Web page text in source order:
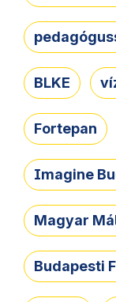
BLKE
Fortepan
Imagine
Magyar
Budapesti